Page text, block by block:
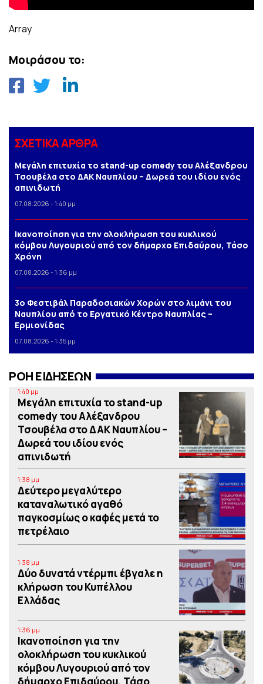
Array
Μοιράσου το:
ΣΧΕΤΙΚΑ ΑΡΘΡΑ
Μεγάλη επιτυχία το stand-up comedy του Αλέξανδρου
Τσουβέλα στο ΔΑΚ Ναυπλίου – Δωρεά του ιδίου ενός
απινιδωτή
07.08.2026 - 1:40 μμ
Iκανοποίηση για την ολοκλήρωση του κυκλικού
κόμβου Λυγουριού από τον δήμαρχο Επιδαύρου, Τάσο
Χρόνη
07.08.2026 - 1:36 μμ
3o Φεστιβάλ Παραδοσιακών Χορών στο λιμάνι του
Ναυπλίου από το Εργατικό Κέντρο Ναυπλίας –
Ερμιονίδας
07.08.2026 - 1:35 μμ
ΡΟΗ ΕΙΔΗΣΕΩΝ
1:40 μμ
Μεγάλη επιτυχία το stand-up
comedy του Αλέξανδρου
Τσουβέλα στο ΔΑΚ Ναυπλίου –
Δωρεά του ιδίου ενός
απινιδωτή
1:38 μμ
Δεύτερο μεγαλύτερο
καταναλωτικό αγαθό
παγκοσμίως ο καφές μετά το
πετρέλαιο
1:38 μμ
Δύο δυνατά ντέρμπι έβγαλε η
κλήρωση του Κυπέλλου
Ελλάδας
1:36 μμ
Iκανοποίηση για την
ολοκλήρωση του κυκλικού
κόμβου Λυγουριού από τον